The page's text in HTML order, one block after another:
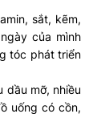
sắt, kẽm,
của mình
tóc phát triển
dầu mỡ, nhiều
uống có cồn,